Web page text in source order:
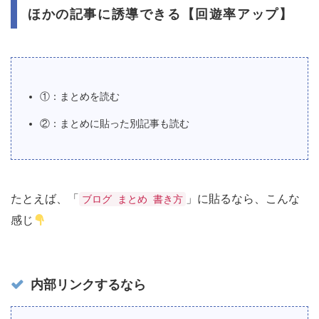
ほかの記事に誘導できる【回遊率アップ】
①：まとめを読む
②：まとめに貼った別記事も読む
たとえば、「 ブログ まとめ 書き方
」に貼るなら、こんな
感じ
内部リンクするなら